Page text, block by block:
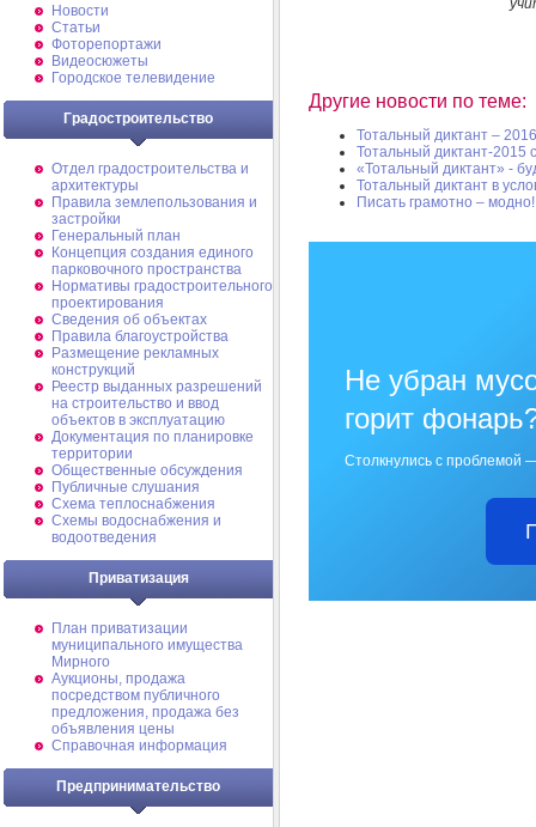
Новости
Статьи
Фоторепортажи
Видеосюжеты
Городское телевидение
Градостроительство
Отдел градостроительства и
архитектуры
Правила землепользования и
застройки
Генеральный план
Концепция создания единого
парковочного пространства
Нормативы градостроительного
проектирования
Сведения об объектах
Правила благоустройства
Размещение рекламных
конструкций
Реестр выданных разрешений
на строительство и ввод
объектов в эксплуатацию
Документация по планировке
территории
Общественные обсуждения
Публичные слушания
Схема теплоснабжения
Схемы водоснабжения и
водоотведения
Приватизация
План приватизации
муниципального имущества
Мирного
Аукционы, продажа
посредством публичного
предложения, продажа без
объявления цены
Справочная информация
Предпринимательство
Другие новости по теме:
Тотальный диктант – 2016
Тотальный диктант-2015
«Тотальный диктант» -
Тотальный диктант в
Писать грамотно – модно!
Не убран
горит
Столкнулись с проблемой